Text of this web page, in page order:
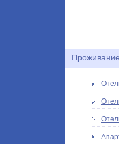
Проживание